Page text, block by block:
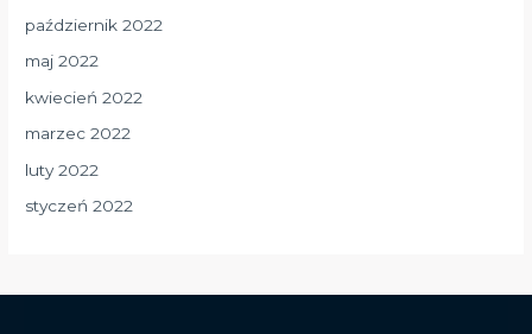
październik 2022
maj 2022
kwiecień 2022
marzec 2022
luty 2022
styczeń 2022